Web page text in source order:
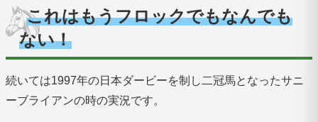
これはもうフロックでもなんでも
ない！
続いては1997年の日本ダービーを制し二冠馬となったサニ
ーブライアンの時の実況です。